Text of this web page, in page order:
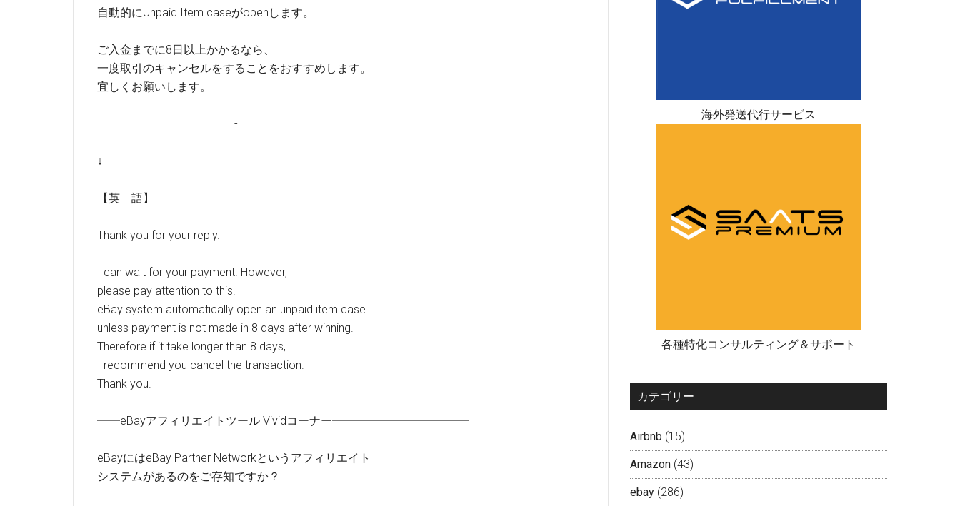
自動的にUnpaid Item caseがopenします。
ご入金までに8日以上かかるなら、
一度取引のキャンセルをすることをおすすめします。
宜しくお願いします。
————————————————-
↓
【英 語】
Thank you for your reply.
I can wait for your payment. However,
please pay attention to this.
eBay system automatically open an unpaid item case
unless payment is not made in 8 days after winning.
Therefore if it take longer than 8 days,
I recommend you cancel the transaction.
Thank you.
━━eBayアフィリエイトツール Vividコーナー━━━━━━━━━━━━
eBayにはeBay Partner Networkというアフィリエイト
システムがあるのをご存知ですか？
海外発送代行サービス
各種特化コンサルティング＆サポート
カテゴリー
Airbnb (15)
Amazon (43)
ebay (286)